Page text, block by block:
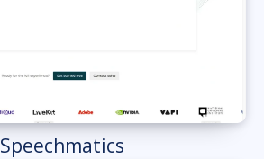
Speechmatics